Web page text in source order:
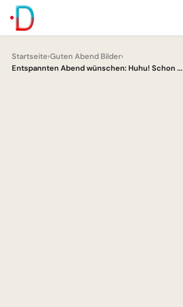
Startseite›Guten Abend Bilder›
Entspannten Abend wünschen: Huhu! Schon ...